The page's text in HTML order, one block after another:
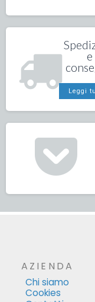
e
Leggi
AZIENDA
Chi siamo
Cookies